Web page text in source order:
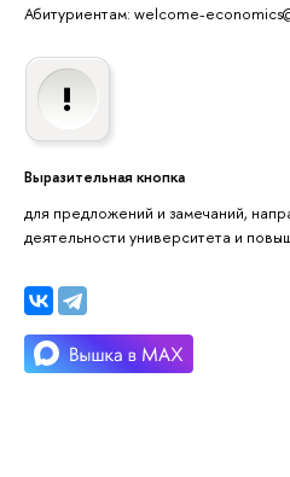
Абитуриентам: welcome-
Выразительная кнопка
для предложений и замечаний,
деятельности университета и